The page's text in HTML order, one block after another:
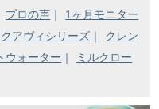
プロの声 ｜
1ヶ月モニター
アヴィシリーズ ｜
クレン
ウォーター ｜
ミルクロー